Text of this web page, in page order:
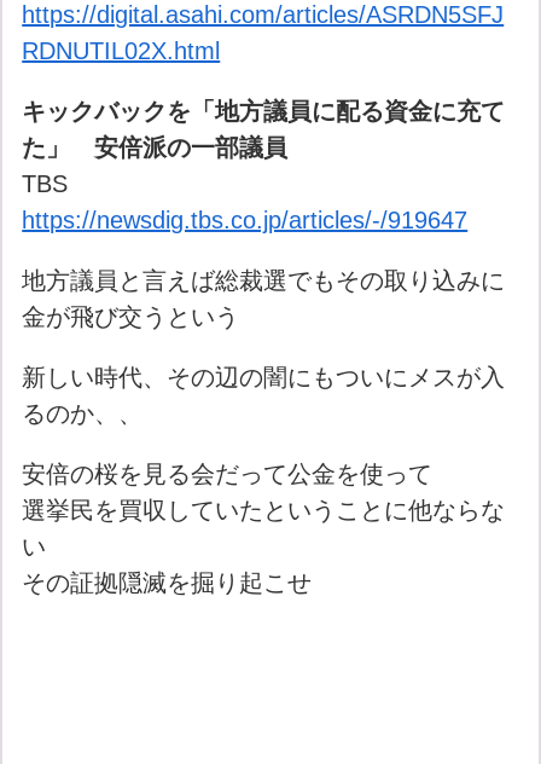
https://digital.asahi.com/articles/ASRDN5SFJ
RDNUTIL02X.html
キックバックを「地方議員に配る資金に充て
た」 安倍派の一部議員
TBS
https://newsdig.tbs.co.jp/articles/-/919647
地方議員と言えば総裁選でもその取り込みに
金が飛び交うという
新しい時代、その辺の闇にもついにメスが入
るのか、、
安倍の桜を見る会だって公金を使って
選挙民を買収していたということに他ならな
い
その証拠隠滅を掘り起こせ